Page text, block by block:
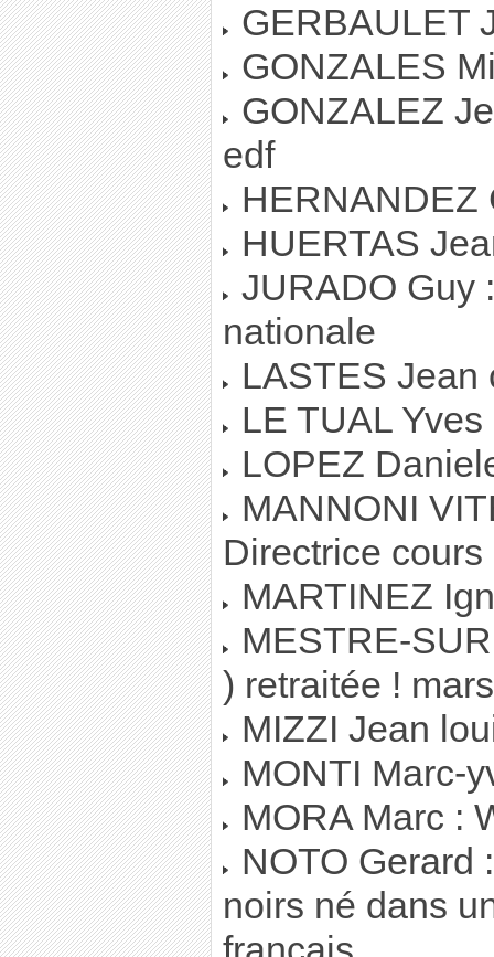
GERBAULET
GONZALES
GONZALEZ
edf
HERNANDEZ
HUERTAS
JURADO Guy
nationale
LASTES Jean
LE TUAL Yves
LOPEZ
MANNONI
Directrice
MARTINEZ
MESTRE-
) retraitée !
MIZZI Jean
MONTI Marc-
MORA Marc :
NOTO Gerard
noirs né dans